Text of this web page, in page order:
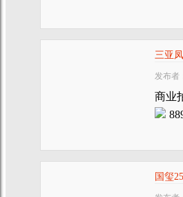
发布者
国玺